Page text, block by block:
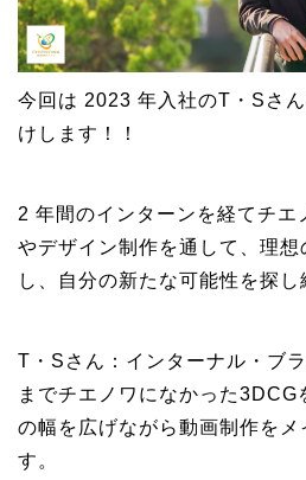
今回は 2023 年入社のT・Sさ
けします！！
2 年間のインターンを経てチエ
やデザイン制作を通して、理
し、自分の新たな可能性を探し
T・Sさん：インターナル・ブ
までチエノワになかった3DCG
の幅を広げながら動画制作をメ
す。